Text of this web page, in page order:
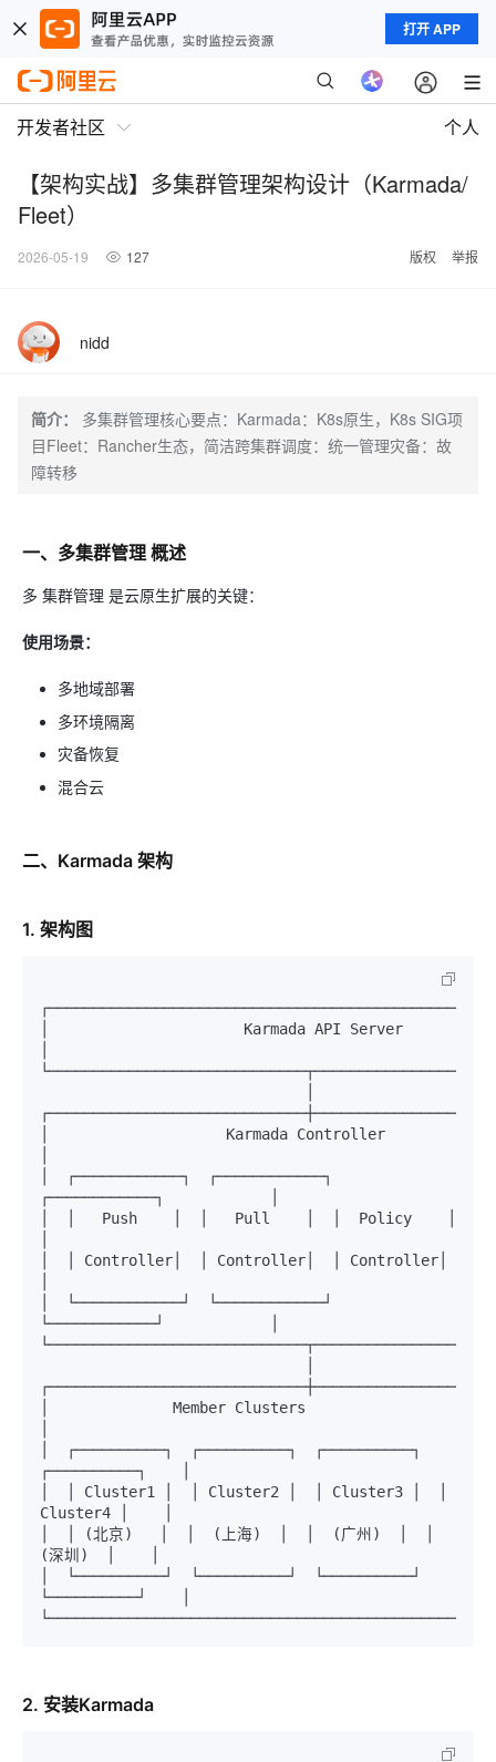
打开 APP
开发者社区 个人
【架构实战】多集群管理架构设计（Karmada/
Fleet）
2026-05-19 127 版权 举报
nidd
简介：
多集群管理核心要点：Karmada：K8s原生，K8s SIG项
目Fleet：Rancher生态，简洁跨集群调度：统一管理灾备：故
障转移
一、多集群管理 概述
多 集群管理 是云原生扩展的关键：
使用场景：
多地域部署
多环境隔离
灾备恢复
混合云
二、Karmada 架构
1. 架构图
│                      Karmada API Server
│                    Karmada Controller
│  ┌────────────┐  ┌────────────┐
┌────────────┐            │
│  │   Push    │  │   Pull    │  │  Policy    │
│  │ Controller│  │ Controller│  │ Controller│
│  └────────────┘  └────────────┘
└────────────┘            │
│              Member Clusters
│  ┌──────────┐  ┌──────────┐  ┌──────────┐
┌──────────┐    │
│  │ Cluster1 │  │ Cluster2 │  │ Cluster3 │  │
Cluster4 │    │
│  │ (北京)   │  │  (上海)  │  │  (广州)  │  │
(深圳)  │    │
│  └──────────┘  └──────────┘  └──────────┘
└──────────┘    │
2. 安装Karmada